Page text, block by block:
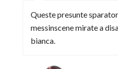
Queste presunte
messinscene mirate a
bianca.